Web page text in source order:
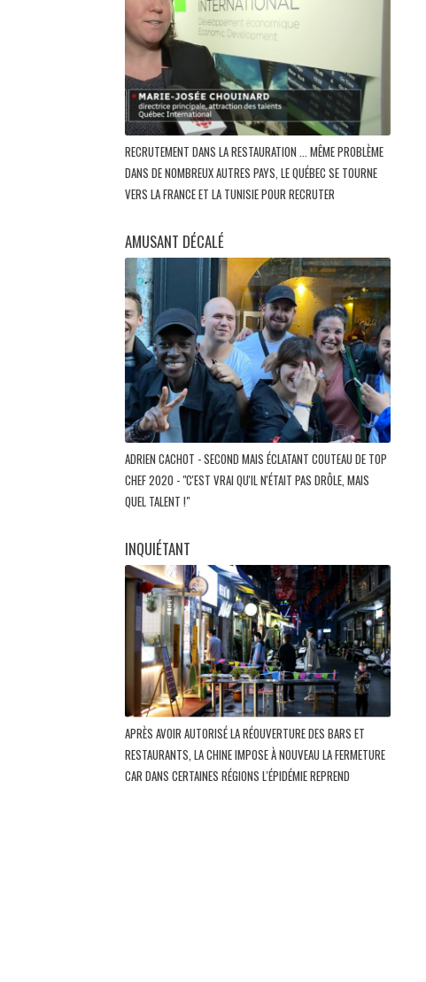
RECRUTEMENT DANS LA RESTAURATION ... MÊME PROBLÈME
DANS DE NOMBREUX AUTRES PAYS, LE QUÉBEC SE TOURNE
VERS LA FRANCE ET LA TUNISIE POUR RECRUTER
AMUSANT DÉCALÉ
ADRIEN CACHOT - SECOND MAIS ÉCLATANT COUTEAU DE TOP
CHEF 2020 - "C'EST VRAI QU'IL N'ÉTAIT PAS DRÔLE, MAIS
QUEL TALENT !"
INQUIÉTANT
APRÈS AVOIR AUTORISÉ LA RÉOUVERTURE DES BARS ET
RESTAURANTS, LA CHINE IMPOSE À NOUVEAU LA FERMETURE
CAR DANS CERTAINES RÉGIONS L'ÉPIDÉMIE REPREND